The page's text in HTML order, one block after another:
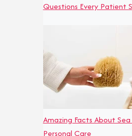
Questions Every Patient
Amazing Facts About
Personal Care